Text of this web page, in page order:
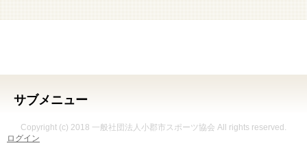
サブメニュー
Copyright (c) 2018 一般社団法人小郡市スポーツ協会 All rights reserved.
ログイン